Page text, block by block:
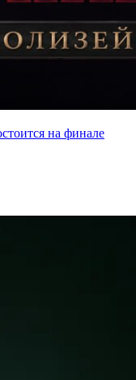
на финале